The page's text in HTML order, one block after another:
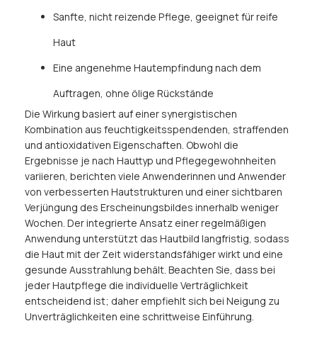
Sanfte, nicht reizende Pflege, geeignet für reife
Haut
Eine angenehme Hautempfindung nach dem
Auftragen, ohne ölige Rückstände
Die Wirkung basiert auf einer synergistischen
Kombination aus feuchtigkeitsspendenden, straffenden
und antioxidativen Eigenschaften. Obwohl die
Ergebnisse je nach Hauttyp und Pflegegewohnheiten
variieren, berichten viele Anwenderinnen und Anwender
von verbesserten Hautstrukturen und einer sichtbaren
Verjüngung des Erscheinungsbildes innerhalb weniger
Wochen. Der integrierte Ansatz einer regelmäßigen
Anwendung unterstützt das Hautbild langfristig, sodass
die Haut mit der Zeit widerstandsfähiger wirkt und eine
gesunde Ausstrahlung behält. Beachten Sie, dass bei
jeder Hautpflege die individuelle Verträglichkeit
entscheidend ist; daher empfiehlt sich bei Neigung zu
Unverträglichkeiten eine schrittweise Einführung.